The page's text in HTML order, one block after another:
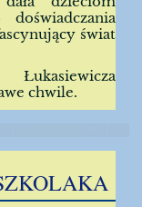
doświadczania
świat
chwile.